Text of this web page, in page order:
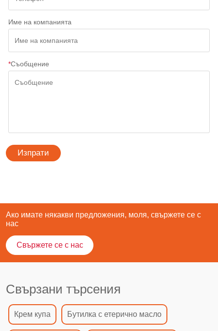
Име на компанията
*Съобщение
Изпрати
Ако имате някакви предложения, моля, свържете се с
нас
Свържете се с нас
Свързани търсения
Крем купа Бутилка с етерично масло